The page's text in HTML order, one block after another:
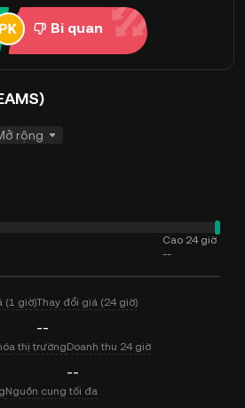
Bi quan
rộng
Cao 24 giờ
--
(1 giờ)Thay đổi giá (24 giờ)
--
thị trườngDoanh thu 24 giờ
--
Nguồn cung tối đa